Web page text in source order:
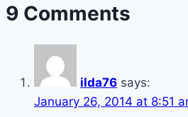
Mineralize
Max
Factor
9 Comments
ilda76 says:
January 26, 2014 at 8:51